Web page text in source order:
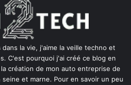
dans la vie, j'aime la veille techno et
C'est pourquoi j'ai créé ce blog en
création de mon auto entreprise de
et marne. Pour en savoir un peu